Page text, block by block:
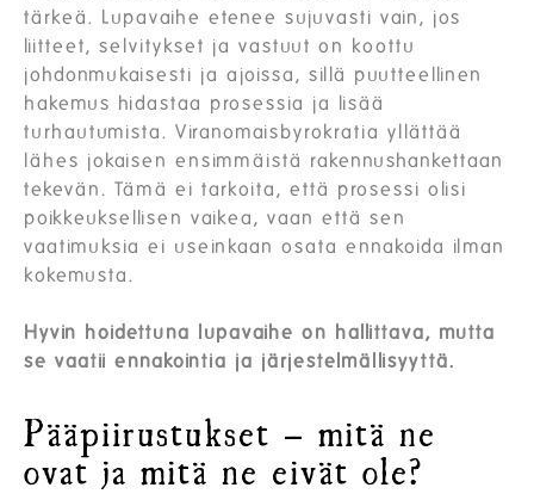
tärkeä. Lupavaihe etenee sujuvasti vain, jos
liitteet, selvitykset ja vastuut on koottu
johdonmukaisesti ja ajoissa, sillä puutteellinen
hakemus hidastaa prosessia ja lisää
turhautumista. Viranomaisbyrokratia yllättää
lähes jokaisen ensimmäistä rakennushankettaan
tekevän. Tämä ei tarkoita, että prosessi olisi
poikkeuksellisen vaikea, vaan että sen
vaatimuksia ei useinkaan osata ennakoida ilman
kokemusta.
Hyvin hoidettuna lupavaihe on hallittava, mutta
se vaatii ennakointia ja järjestelmällisyyttä.
Pääpiirustukset – mitä ne
ovat ja mitä ne eivät ole?